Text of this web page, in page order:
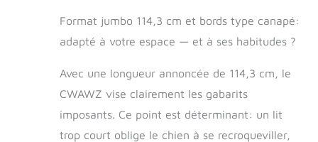
Format jumbo 114,3 cm et bords type canapé:
adapté à votre espace — et à ses habitudes ?
Avec une longueur annoncée de 114,3 cm, le
CWAWZ vise clairement les gabarits
imposants. Ce point est déterminant: un lit
trop court oblige le chien à se recroqueviller,